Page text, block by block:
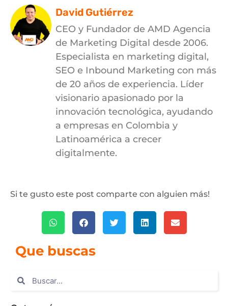
David Gutiérrez
CEO y Fundador de AMD Agencia
de Marketing Digital desde 2006.
Especialista en marketing digital,
SEO e Inbound Marketing con más
de 20 años de experiencia. Líder
visionario apasionado por la
innovación tecnológica, ayudando
a empresas en Colombia y
Latinoamérica a crecer
digitalmente.
Si te gusto este post comparte con alguien más!
Que buscas